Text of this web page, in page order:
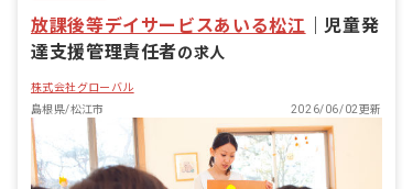
放課後等デイサービスあいる松江 ｜児童発
達支援管理責任者の求人
株式会社グローバル
島根県/松江市
2026/06/02更新